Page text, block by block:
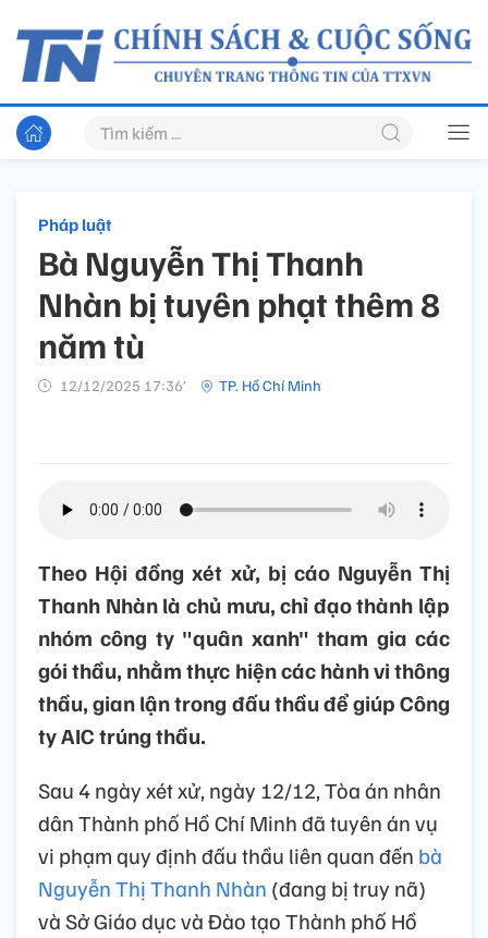
Pháp luật
Bà Nguyễn Thị Thanh
Nhàn bị tuyên phạt thêm 8
năm tù
12/12/2025 17:36’ TP. Hồ Chí Minh
Theo Hội đồng xét xử, bị cáo Nguyễn Thị
Thanh Nhàn là chủ mưu, chỉ đạo thành lập
nhóm công ty "quân xanh" tham gia các
gói thầu, nhằm thực hiện các hành vi thông
thầu, gian lận trong đấu thầu để giúp Công
ty AIC trúng thầu.
Sau 4 ngày xét xử, ngày 12/12, Tòa án nhân
dân Thành phố Hồ Chí Minh đã tuyên án vụ
vi phạm quy định đấu thầu liên quan đến bà
Nguyễn Thị Thanh Nhàn (đang bị truy nã)
và Sở Giáo dục và Đào tạo Thành phố Hồ